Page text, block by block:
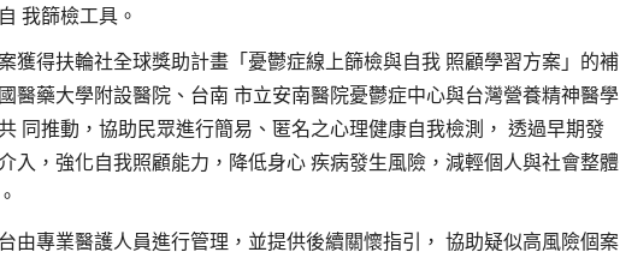
我篩檢工具。
獲得扶輪社全球獎助計畫「憂鬱症線上篩檢與自我 照顧學習方案」的補
醫藥大學附設醫院、台南 市立安南醫院憂鬱症中心與台灣營養精神醫學
同推動，協助民眾進行簡易、匿名之心理健康自我檢測， 透過早期發
入，強化自我照顧能力，降低身心 疾病發生風險，減輕個人與社會整體
由專業醫護人員進行管理，並提供後續關懷指引， 協助疑似高風險個案